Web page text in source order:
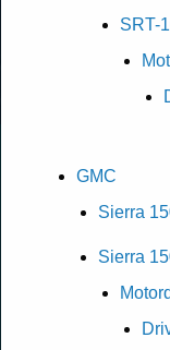
SRT-
GMC
Sierra
Sierra